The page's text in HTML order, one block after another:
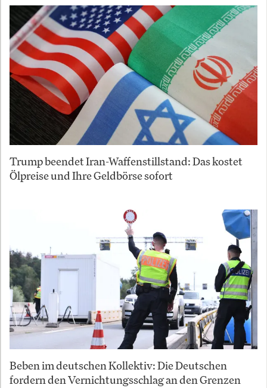
Trump beendet Iran-Waffenstillstand: Das kostet
Ölpreise und Ihre Geldbörse sofort
Beben im deutschen Kollektiv: Die Deutschen
fordern den Vernichtungsschlag an den Grenzen